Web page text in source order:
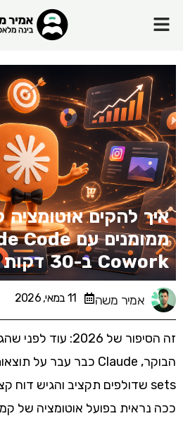
לתוכן
Menu
איך להקים אוטומציה
Cowork ב-30 דקות
אמיר משה 11 במאי, 2026
זה הסיפור של 2026: